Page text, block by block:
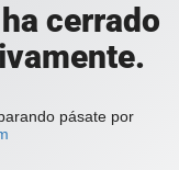
cerrado
pásate por